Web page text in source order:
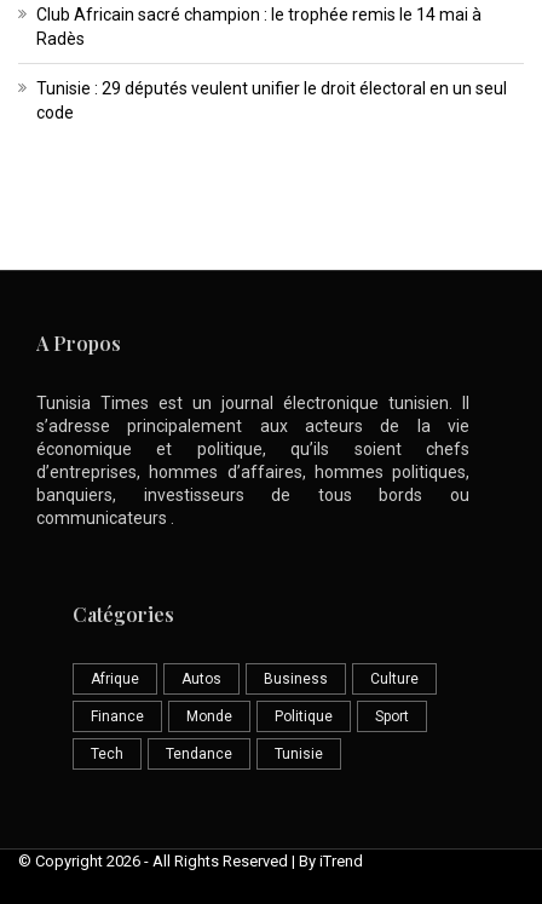
Club Africain sacré champion : le trophée remis le 14 mai à
Radès
Tunisie : 29 députés veulent unifier le droit électoral en un seul
code
A Propos
Tunisia Times est un journal électronique tunisien. Il
s’adresse principalement aux acteurs de la vie
économique et politique, qu’ils soient chefs
d’entreprises, hommes d’affaires, hommes politiques,
banquiers, investisseurs de tous bords ou
communicateurs .
Catégories
Afrique Autos Business Culture
Finance Monde Politique Sport
Tech Tendance Tunisie
© Copyright 2026 - All Rights Reserved | By iTrend